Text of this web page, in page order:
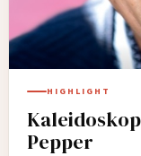
HIGHLIGHT
Pepper